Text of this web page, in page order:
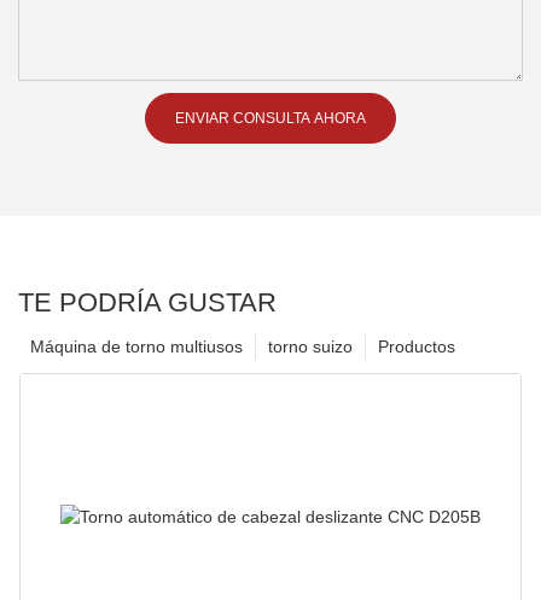
ENVIAR CONSULTA AHORA
TE PODRÍA GUSTAR
Productos
torno suizo
Máquina de torno multiusos